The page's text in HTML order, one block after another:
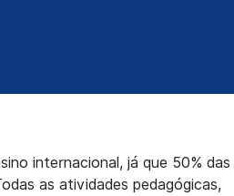
internacional, já que 50% das
as atividades pedagógicas,